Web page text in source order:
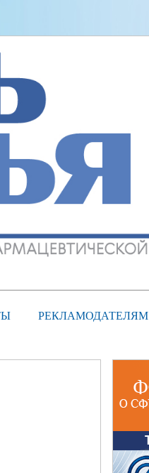
РЕКЛАМОДАТЕЛЯМ